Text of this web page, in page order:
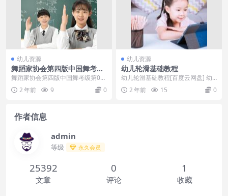
幼儿资源
舞蹈家协会第四版中国舞考级
第06级
舞蹈家协会第四版中国舞考级第06
级 课程目录：├──第06级视频| ├
──6-1...
2 年前 9 0
幼儿资源
幼儿轮滑基础教程
幼儿轮滑基础教程[百度云网盘] 幼
儿轮滑基础教程，包括31个轮滑的
各个动作的视频...
2 年前 15 0
作者信息
admin
等级 永久会员
25392
文章
0
评论
1
收藏